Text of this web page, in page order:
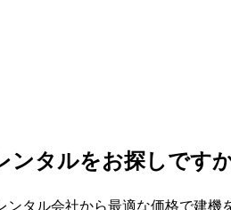
ンタルをお探しです
タル会社から最適な価格で建機